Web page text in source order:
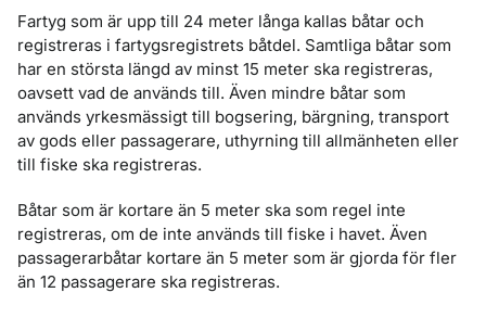
Fartyg som är upp till 24 meter långa kallas båtar och
registreras i fartygsregistrets båtdel. Samtliga båtar som
har en största längd av minst 15 meter ska registreras,
oavsett vad de används till. Även mindre båtar som
används yrkesmässigt till bogsering, bärgning, transport
av gods eller passagerare, uthyrning till allmänheten eller
till fiske ska registreras.
Båtar som är kortare än 5 meter ska som regel inte
registreras, om de inte används till fiske i havet. Även
passagerarbåtar kortare än 5 meter som är gjorda för fler
än 12 passagerare ska registreras.